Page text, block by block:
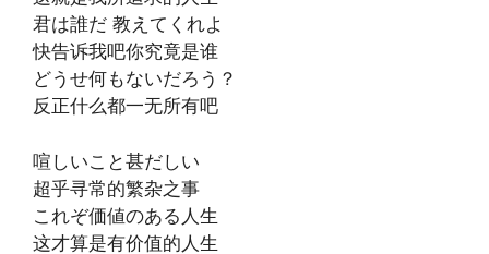
君は誰だ 教えてくれよ
快告诉我吧你究竟是谁
どうせ何もないだろう？
反正什么都一无所有吧
喧しいこと甚だしい
超乎寻常的繁杂之事
これぞ価値のある人生
这才算是有价值的人生